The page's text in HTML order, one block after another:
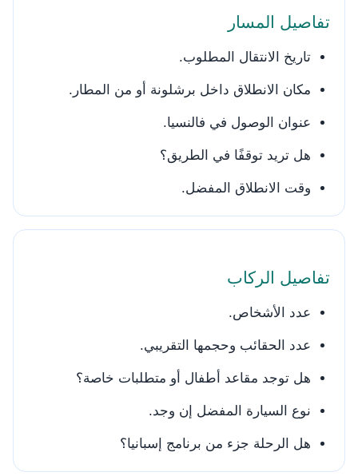
تفاصيل المسار
تاريخ الانتقال المطلوب.
مكان الانطلاق داخل برشلونة أو من المطار.
عنوان الوصول في فالنسيا.
هل تريد توقفًا في الطريق؟
وقت الانطلاق المفضل.
تفاصيل الركاب
عدد الأشخاص.
عدد الحقائب وحجمها التقريبي.
هل توجد مقاعد أطفال أو متطلبات خاصة؟
نوع السيارة المفضل إن وجد.
هل الرحلة جزء من برنامج إسبانيا؟